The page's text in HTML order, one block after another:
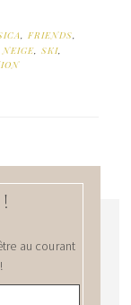
, FRIENDS,
NEIGE, SKI,
au courant